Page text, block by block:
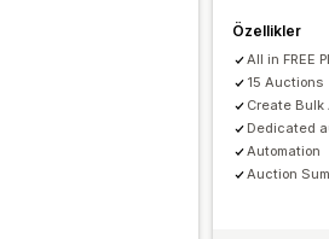
Özellikler
All in FREE
15 Auctions
Create
Dedicated
Automation
Auction